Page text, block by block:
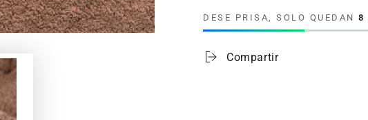
Tapete
en
toalla
para
Tapete
en
toalla
para
DESE PRISA, SOLO QUEDAN 8
Compartir